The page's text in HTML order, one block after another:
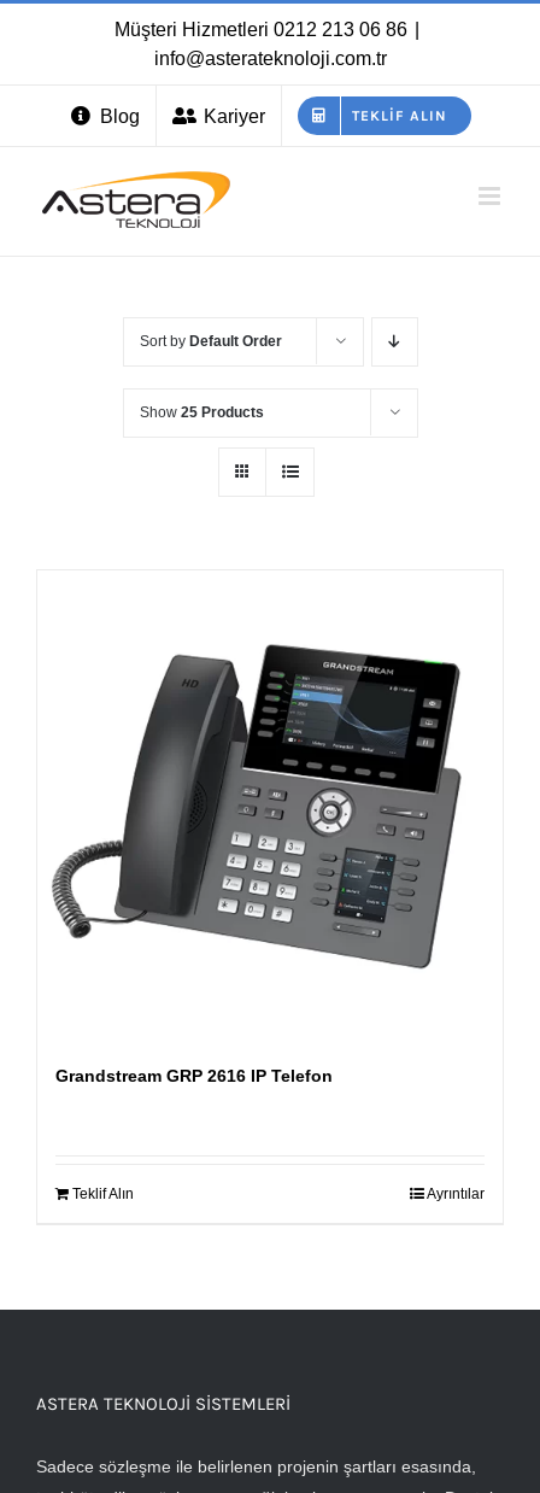
Müşteri Hizmetleri 0212 213 06 86
info@asterateknoloji.com.tr
Blog Kariyer TEKLIF ALIN
Sort by Default Order
Show 25 Products
Grandstream GRP 2616 IP Telefon
Teklif Alın Ayrıntılar
ASTERA TEKNOLOJI SISTEMLERI
Sadece sözleşme ile belirlenen projenin şartları esasında,